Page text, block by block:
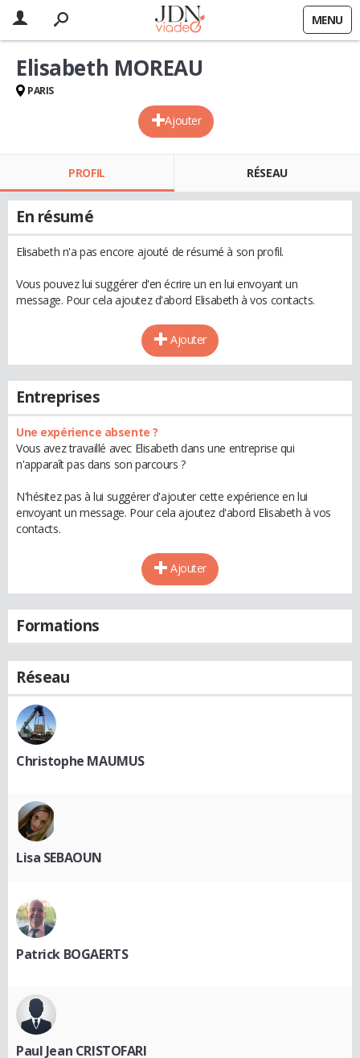
MENU
Ajouter
Elisabeth MOREAU
PARIS
PROFIL RÉSEAU
En résumé
Elisabeth n'a pas encore ajouté de résumé à son profil.
Vous pouvez lui suggérer d'en écrire un en lui envoyant un
message. Pour cela ajoutez d'abord Elisabeth à vos contacts.
Ajouter
Entreprises
Une expérience absente ?
Vous avez travaillé avec Elisabeth dans une entreprise qui
n'apparaît pas dans son parcours ?
N'hésitez pas à lui suggérer d'ajouter cette expérience en lui
envoyant un message. Pour cela ajoutez d'abord Elisabeth à vos
contacts.
Ajouter
Formations
Réseau
Christophe MAUMUS
Lisa SEBAOUN
Patrick BOGAERTS
Paul Jean CRISTOFARI